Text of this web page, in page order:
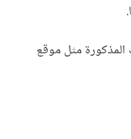
مثل موقع